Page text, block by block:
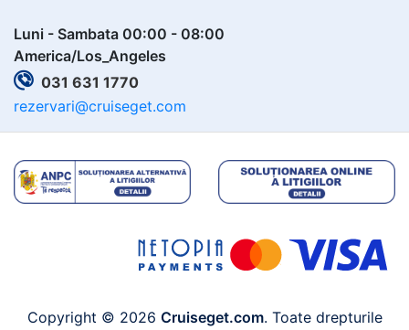
Luni - Sambata 00:00 - 08:00
America/Los_Angeles
031 631 1770
rezervari@cruiseget.com
Copyright © 2026 Cruiseget.com. Toate drepturile